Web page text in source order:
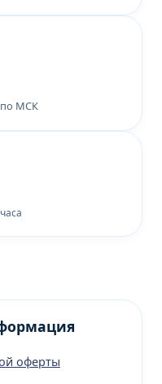
по МСК
оферты